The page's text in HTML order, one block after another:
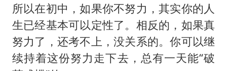
所以在初中，如果你不努力，其实你的人
生已经基本可以定性了。相反的，如果真
努力了，还考不上，没关系的。你可以继
续持着这份努力走下去，总有一天能“破